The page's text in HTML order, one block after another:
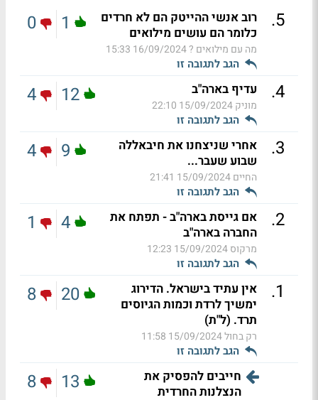
5
.
רוב אנשי ההייטק הם לא חרדים
כלומר הם עושים מילואים
מה עם מילואים ?16/09/2024 15:33
הגב לתגובה זו
1
0
4
. עדיף בארה"ב
מוניק15/09/2024 22:10
הגב לתגובה זו
12
4
3
.
אחרי שניצחנו את חיבאללה
שבוע שעבר...
החיים15/09/2024 21:41
הגב לתגובה זו
9
4
2
.
אם גייסת בארה"ב - תפתח את
החברה בארה"ב
מרקוס15/09/2024 12:23
הגב לתגובה זו
4
1
1
.
אין עתיד בישראל. הדירוג
ימשיך לרדת וכמות הגיוסים
תרד. (ל"ת)
רק בחול15/09/2024 11:58
הגב לתגובה זו
20
8
חייבים להפסיק את
הנצלנות החרדית
13
8